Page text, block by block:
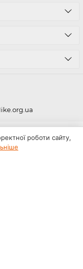
роботи сайту,